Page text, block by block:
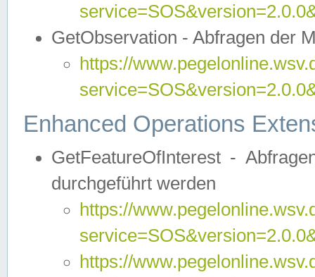
GetObservation - Abfragen der
https://
Enhanced Operations
GetFeatureOfInterest -
durchgeführt werden
https://
https://